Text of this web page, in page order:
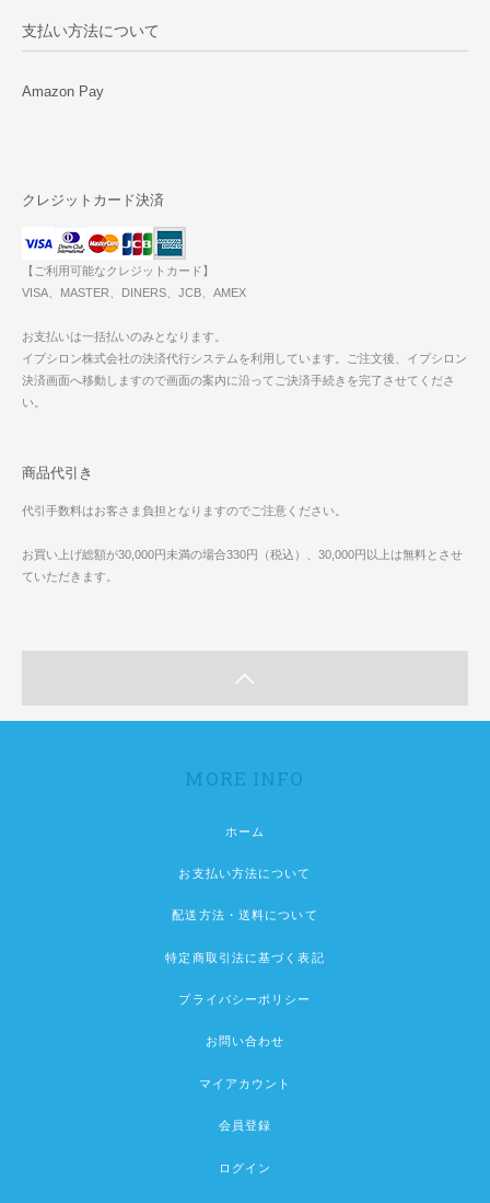
支払い方法について
Amazon Pay
クレジットカード決済
【ご利用可能なクレジットカード】
VISA、MASTER、DINERS、JCB、AMEX
お支払いは一括払いのみとなります。
イプシロン株式会社の決済代行システムを利用しています。ご注文後、イプシロン
決済画面へ移動しますので画面の案内に沿ってご決済手続きを完了させてくださ
い。
商品代引き
代引手数料はお客さま負担となりますのでご注意ください。
お買い上げ総額が30,000円未満の場合330円（税込）、30,000円以上は無料とさせ
ていただきます。
MORE INFO
ホーム
お支払い方法について
配送方法・送料について
特定商取引法に基づく表記
プライバシーポリシー
お問い合わせ
マイアカウント
会員登録
ログイン